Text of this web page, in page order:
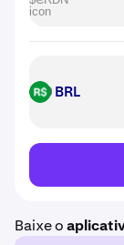
BRL BRL
Baixe o